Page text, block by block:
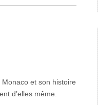
et son histoire
d’elles même.